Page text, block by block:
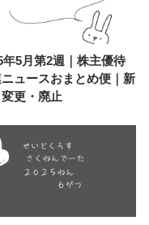
年5月第2週｜株主優待
ニュースおまとめ便｜新
更・廃止